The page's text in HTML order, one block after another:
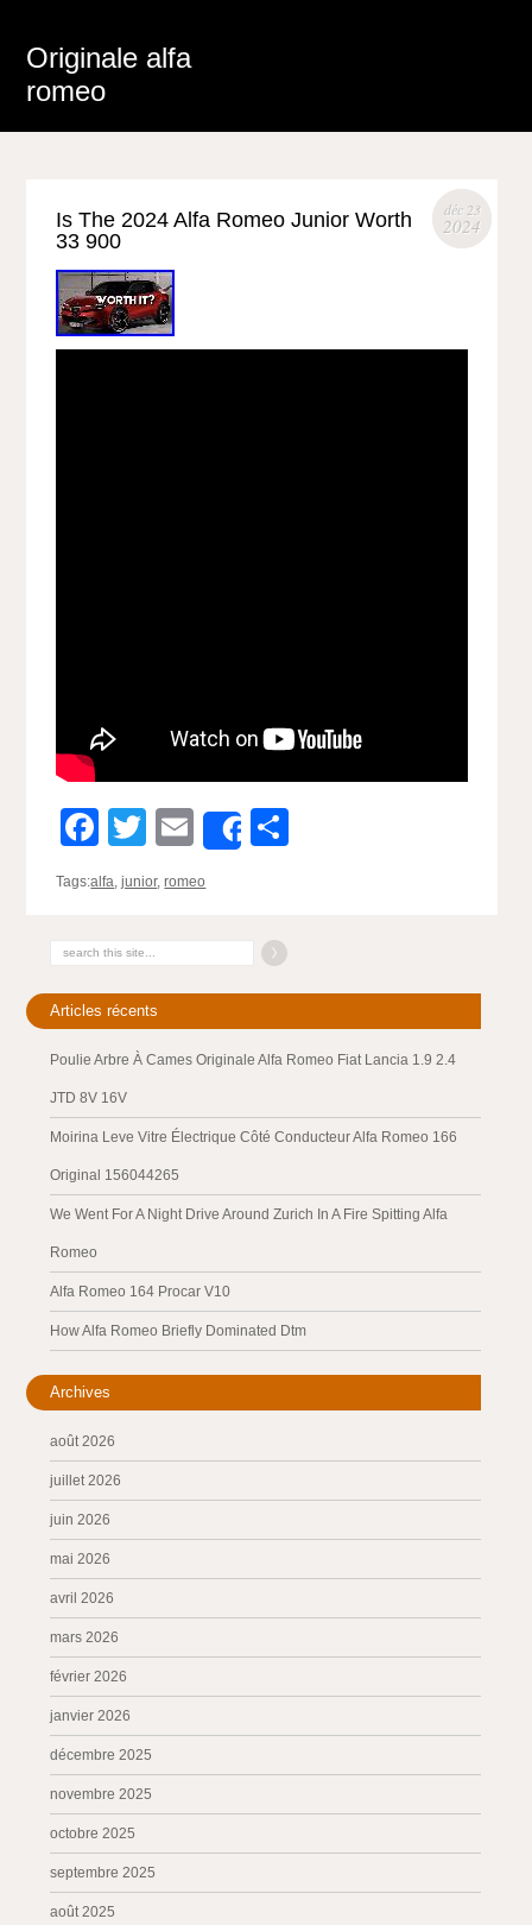
Originale alfa
romeo
déc 23
2024
Is The 2024 Alfa Romeo Junior Worth
33 900
Facebook
Twitter
EmailShare
Tags:alfa,junior,romeo
Articles récents
Poulie Arbre À Cames Originale Alfa Romeo Fiat Lancia 1.9 2.4
JTD 8V 16V
Moirina Leve Vitre Électrique Côté Conducteur Alfa Romeo 166
Original 156044265
We Went For A Night Drive Around Zurich In A Fire Spitting Alfa
Romeo
Alfa Romeo 164 Procar V10
How Alfa Romeo Briefly Dominated Dtm
Archives
août 2026
juillet 2026
juin 2026
mai 2026
avril 2026
mars 2026
février 2026
janvier 2026
décembre 2025
novembre 2025
octobre 2025
septembre 2025
août 2025